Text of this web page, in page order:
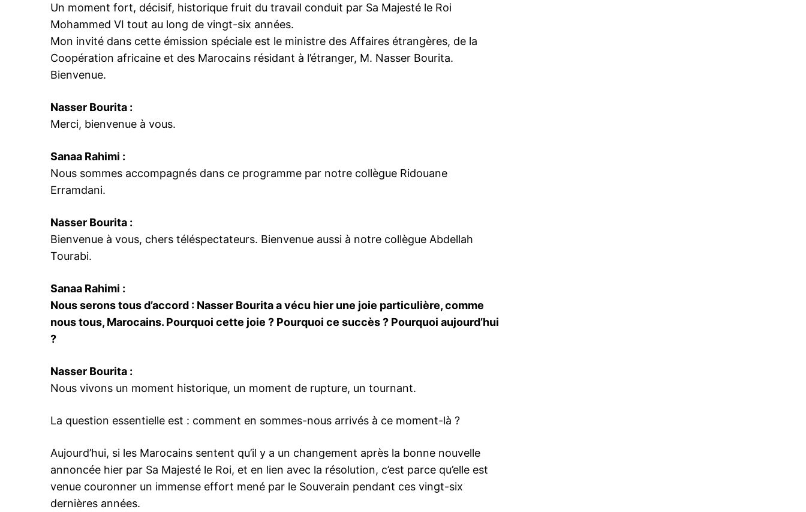
Un moment fort, décisif, historique fruit du travail conduit par Sa Majesté le Roi
Mohammed VI tout au long de vingt-six années.
Mon invité dans cette émission spéciale est le ministre des Affaires étrangères, de la
Coopération africaine et des Marocains résidant à l’étranger, M. Nasser Bourita.
Bienvenue.
Nasser Bourita :
Merci, bienvenue à vous.
Sanaa Rahimi :
Nous sommes accompagnés dans ce programme par notre collègue Ridouane
Erramdani.
Nasser Bourita :
Bienvenue à vous, chers téléspectateurs. Bienvenue aussi à notre collègue Abdellah
Tourabi.
Sanaa Rahimi :
Nous serons tous d’accord : Nasser Bourita a vécu hier une joie particulière, comme
nous tous, Marocains. Pourquoi cette joie ? Pourquoi ce succès ? Pourquoi aujourd’hui
?
Nasser Bourita :
Nous vivons un moment historique, un moment de rupture, un tournant.
La question essentielle est : comment en sommes-nous arrivés à ce moment-là ?
Aujourd’hui, si les Marocains sentent qu’il y a un changement après la bonne nouvelle
annoncée hier par Sa Majesté le Roi, et en lien avec la résolution, c’est parce qu’elle est
venue couronner un immense effort mené par le Souverain pendant ces vingt-six
dernières années.